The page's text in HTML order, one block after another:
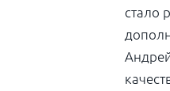
стало